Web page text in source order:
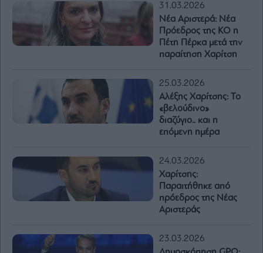
31.03.2026
Νέα Αριστερά: Νέα
Πρόεδρος της ΚΟ η
Πέτη Πέρκα μετά την
παραίτηση Χαρίτση
25.03.2026
Αλέξης Χαρίτσης: Το
«βελούδινο»
διαζύγιο.. και η
επόμενη ημέρα
24.03.2026
Χαρίτσης:
Παραιτήθηκε από
πρόεδρος της Νέας
Αριστεράς
23.03.2026